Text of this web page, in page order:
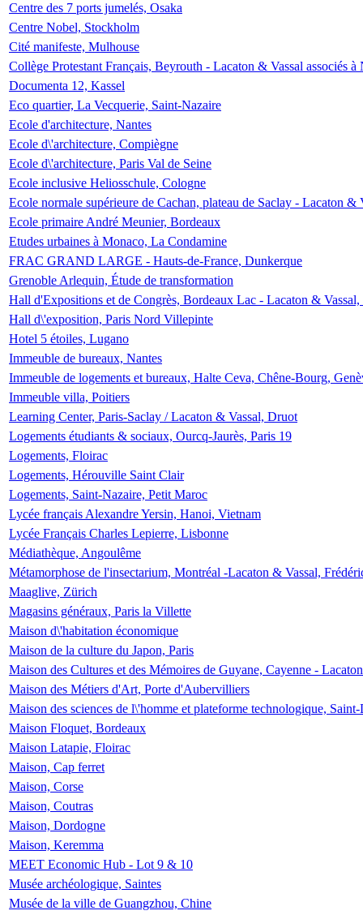
Centre des 7 ports jumelés, Osaka
Centre Nobel, Stockholm
Cité manifeste, Mulhouse
Collège Protestant Français, Beyrouth - Lacaton & Vassal associés
Documenta 12, Kassel
Eco quartier, La Vecquerie, Saint-Nazaire
Ecole d'architecture, Nantes
Ecole d\'architecture, Compiègne
Ecole d\'architecture, Paris Val de Seine
Ecole inclusive Heliosschule, Cologne
Ecole normale supérieure de Cachan, plateau de Saclay - Lacaton &
Ecole primaire André Meunier, Bordeaux
Etudes urbaines à Monaco, La Condamine
FRAC GRAND LARGE - Hauts-de-France, Dunkerque
Grenoble Arlequin, Étude de transformation
Hall d'Expositions et de Congrès, Bordeaux Lac - Lacaton &
Hall d\'exposition, Paris Nord Villepinte
Hotel 5 étoiles, Lugano
Immeuble de bureaux, Nantes
Immeuble de logements et bureaux, Halte Ceva, Chêne-Bourg,
Immeuble villa, Poitiers
Learning Center, Paris-Saclay / Lacaton & Vassal, Druot
Logements étudiants & sociaux, Ourcq-Jaurès, Paris 19
Logements, Floirac
Logements, Hérouville Saint Clair
Logements, Saint-Nazaire, Petit Maroc
Lycée français Alexandre Yersin, Hanoi, Vietnam
Lycée Français Charles Lepierre, Lisbonne
Médiathèque, Angoulême
Métamorphose de l'insectarium, Montréal -Lacaton & Vassal,
Maaglive, Zürich
Magasins généraux, Paris la Villette
Maison d\'habitation économique
Maison de la culture du Japon, Paris
Maison des Cultures et des Mémoires de Guyane, Cayenne -
Maison des Métiers d'Art, Porte d'Aubervilliers
Maison des sciences de l\'homme et plateforme technologique,
Maison Floquet, Bordeaux
Maison Latapie, Floirac
Maison, Cap ferret
Maison, Corse
Maison, Coutras
Maison, Dordogne
Maison, Keremma
MEET Economic Hub - Lot 9 & 10
Musée archéologique, Saintes
Musée de la ville de Guangzhou, Chine